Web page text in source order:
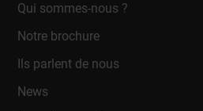
Qui sommes-nous ?
Notre brochure
Ils parlent de nous
News